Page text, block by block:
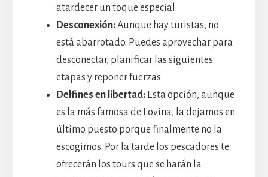
atardecer un toque especial.
Desconexión:Aunque hay turistas, no
está abarrotado. Puedes aprovechar para
desconectar, planificar las siguientes
etapas y reponer fuerzas.
Delfines en libertad:Esta opción, aunque
es la más famosa de Lovina, la dejamos en
último puesto porque finalmente no la
escogimos. Por la tarde los pescadores te
ofrecerán los tours que se harán la